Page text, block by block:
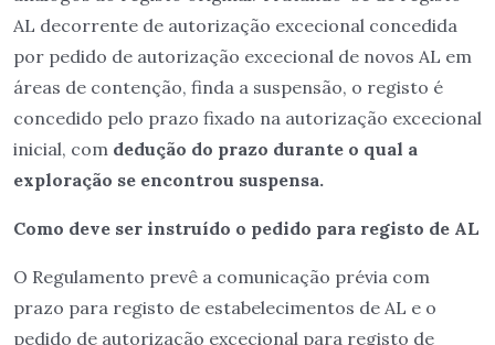
AL decorrente de autorização excecional concedida
por pedido de autorização excecional de novos AL em
áreas de contenção, finda a suspensão, o registo é
concedido pelo prazo fixado na autorização excecional
inicial, com dedução do prazo durante o qual a
exploração se encontrou suspensa.
Como deve ser instruído o pedido para registo de AL
O Regulamento prevê a comunicação prévia com
prazo para registo de estabelecimentos de AL e o
pedido de autorização excecional para registo de